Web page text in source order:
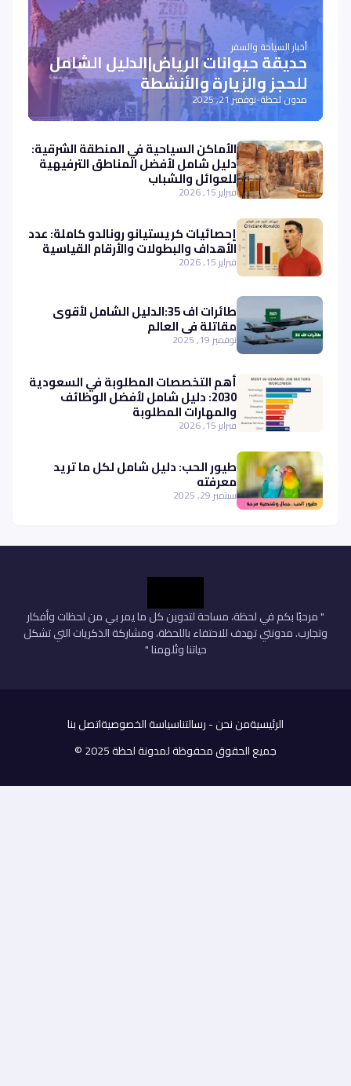
أخبار السياحة والسفر
حديقة حيوانات الرياض|الدليل الشامل
للحجز والزيارة والأنشطة
مدون لحظة-نوفمبر 21, 2025
الأماكن السياحية في المنطقة الشرقية:
دليل شامل لأفضل المناطق الترفيهية
للعوائل والشباب
فبراير 15, 2026
إحصائيات كريستيانو رونالدو كاملة: عدد
الأهداف والبطولات والأرقام القياسية
فبراير 15, 2026
طائرات اف 35:الدليل الشامل لأقوى
مقاتلة في العالم
نوفمبر 19, 2025
أهم التخصصات المطلوبة في السعودية
2030: دليل شامل لأفضل الوظائف
والمهارات المطلوبة
فبراير 15, 2026
طيور الحب: دليل شامل لكل ما تريد
معرفته
سبتمبر 29, 2025
" مرحبًا بكم في لحظة، مساحة لتدوين كل ما يمر بي من لحظات وأفكار
وتجارب. مدونتي تهدف للاحتفاء باللحظة، ومشاركة الذكريات التي تشكل
حياتنا وتُلهمنا "
جميع الحقوق محفوظةلمدونة لحظة
الرئيسيةمن نحن - رسالتناسياسة الخصوصيةاتصل بنا